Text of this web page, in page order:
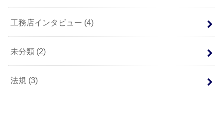
工務店インタビュー (4)
未分類 (2)
法規 (3)